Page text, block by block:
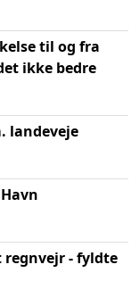
til og fra
ikke bedre
landeveje
regnvejr - fyldte